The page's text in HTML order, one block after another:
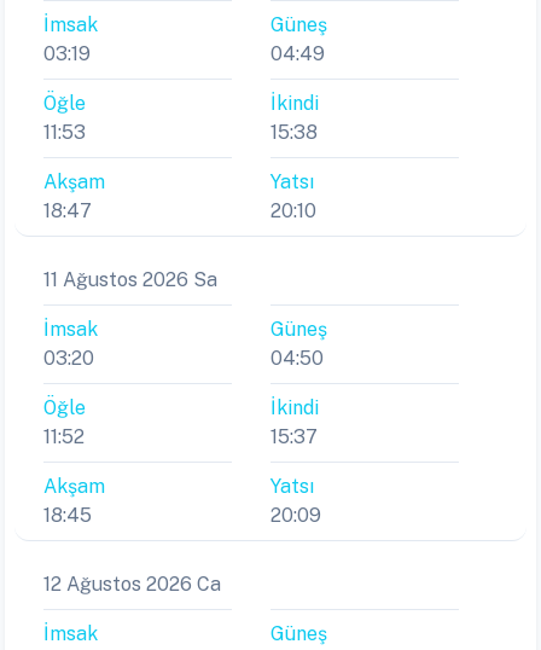
İmsak
03:19
Güneş
04:49
Öğle
11:53
İkindi
15:38
Akşam
18:47
Yatsı
20:10
11 Ağustos 2026 Sa
İmsak
03:20
Güneş
04:50
Öğle
11:52
İkindi
15:37
Akşam
18:45
Yatsı
20:09
12 Ağustos 2026 Ca
İmsak
Güneş